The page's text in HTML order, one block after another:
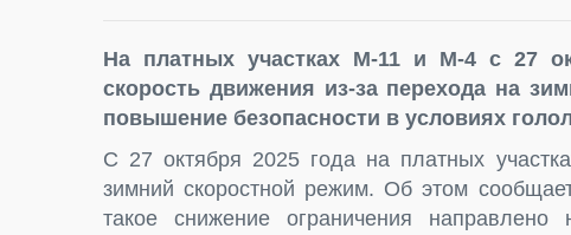
На платных участках М-11 и М-4 с 27
скорость движения из-за перехода на
повышение безопасности в условиях
С 27 октября 2025 года на платных
зимний скоростной режим. Об этом
такое снижение ограничения